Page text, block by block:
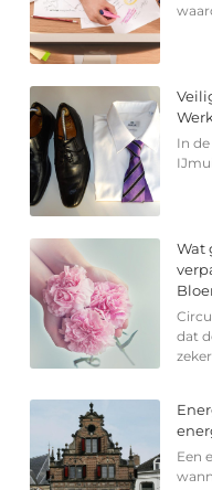
In
Wat
dat
zeker
Een